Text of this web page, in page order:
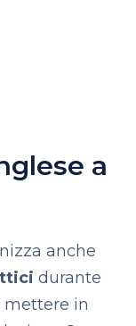
a
anche
durante
mettere in